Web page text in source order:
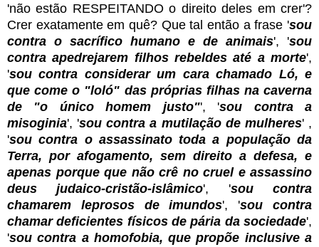
'não estão RESPEITANDO o direito deles em crer'?
Crer exatamente em quê? Que tal então a frase 'sou
contra o sacrífico humano e de animais', 'sou
contra apedrejarem filhos rebeldes até a morte',
'sou contra considerar um cara chamado Ló, e
que come o "loló" das próprias filhas na caverna
de "o único homem justo"', 'sou contra a
misoginia', 'sou contra a mutilação de mulheres' ,
'sou contra o assassinato toda a população da
Terra, por afogamento, sem direito a defesa, e
apenas porque que não crê no cruel e assassino
deus judaico-cristão-islâmico', 'sou contra
chamarem leprosos de imundos', 'sou contra
chamar deficientes físicos de pária da sociedade',
'sou contra a homofobia, que propõe inclusive a